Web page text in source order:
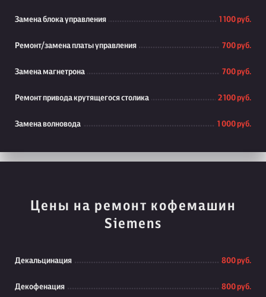
Замена блока управления 1 100 руб.
Ремонт/замена платы управления 700 руб.
Замена магнетрона 700 руб.
Ремонт привода крутящегося столика 2 100 руб.
Замена волновода 1 000 руб.
Цены на ремонт кофемашин
Siemens
Декальцинация 800 руб.
Декофенация 800 руб.